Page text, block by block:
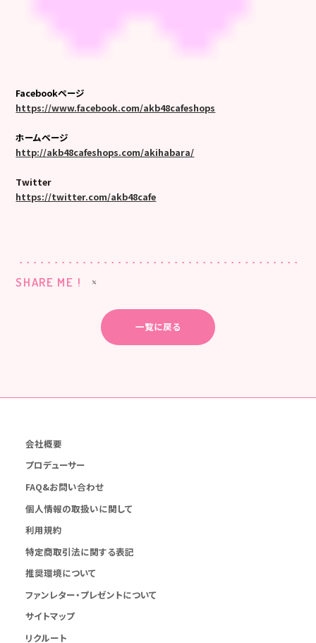
Facebookページ
https://www.facebook.com/akb48cafeshops
ホームページ
http://akb48cafeshops.com/akihabara/
Twitter
https://twitter.com/akb48cafe
SHARE ME !
一覧に戻る
会社概要
プロデューサー
FAQ&お問い合わせ
個人情報の取扱いに関して
利用規約
特定商取引法に関する表記
推奨環境について
ファンレター・プレゼントについて
サイトマップ
リクルート